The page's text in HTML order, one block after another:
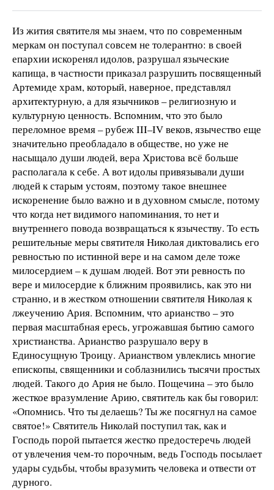
Из жития святителя мы знаем, что по современным
меркам он поступал совсем не толерантно: в своей
епархии искоренял идолов, разрушал языческие
капища, в частности приказал разрушить посвященный
Артемиде храм, который, наверное, представлял
архитектурную, а для язычников – религиозную и
культурную ценность. Вспомним, что это было
переломное время – рубеж III–IV веков, язычество еще
значительно преобладало в обществе, но уже не
насыщало души людей, вера Христова всё больше
располагала к себе. А вот идолы привязывали души
людей к старым устоям, поэтому такое внешнее
искоренение было важно и в духовном смысле, потому
что когда нет видимого напоминания, то нет и
внутреннего повода возвращаться к язычеству. То есть
решительные меры святителя Николая диктовались его
ревностью по истинной вере и на самом деле тоже
милосердием – к душам людей. Вот эти ревность по
вере и милосердие к ближним проявились, как это ни
странно, и в жестком отношении святителя Николая к
лжеучению Ария. Вспомним, что арианство – это
первая масштабная ересь, угрожавшая бытию самого
христианства. Арианство разрушало веру в
Единосущную Троицу. Арианством увлеклись многие
епископы, священники и соблазнились тысячи простых
людей. Такого до Ария не было. Пощечина – это было
жесткое вразумление Арию, святитель как бы говорил:
«Опомнись. Что ты делаешь? Ты же посягнул на самое
святое!» Святитель Николай поступил так, как и
Господь порой пытается жестко предостеречь людей
от увлечения чем-то порочным, ведь Господь посылает
удары судьбы, чтобы вразумить человека и отвести от
дурного.